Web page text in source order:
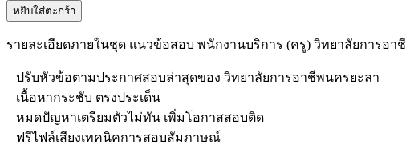
แนว
พนักงาน
บริการ
(ครู)
วิทยาลัย
การ
หยิบใส่ตะกร้า
รายละเอียดภายในชุด แนวข้อสอบ พนักงานบริการ (ครู) วิทยาลัยการอา
– ปรับหัวข้อตามประกาศสอบล่าสุดของ วิทยาลัยการอาชีพนครยะลา
– เนื้อหากระชับ ตรงประเด็น
– หมดปัญหาเตรียมตัวไม่ทัน เพิ่มโอกาสสอบติด
– ฟรีไฟล์เสียงเทคนิคการสอบสัมภาษณ์